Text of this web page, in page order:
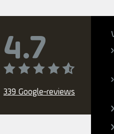
4.7
339 Google-reviews